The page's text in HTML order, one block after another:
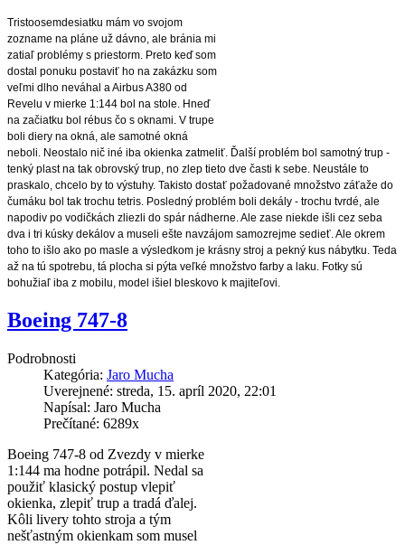
Tristoosemdesiatku mám vo svojom
zozname na pláne už dávno, ale bránia mi
zatiaľ problémy s priestorm. Preto keď som
dostal ponuku postaviť ho na zakázku som
veľmi dlho neváhal a Airbus A380 od
Revelu v mierke 1:144 bol na stole. Hneď
na začiatku bol rébus čo s oknami. V trupe
boli diery na okná, ale samotné okná
neboli. Neostalo nič iné iba okienka zatmeliť. Ďalší problém bol samotný trup -
tenký plast na tak obrovský trup, no zlep tieto dve časti k sebe. Neustále to
praskalo, chcelo by to výstuhy. Takisto dostať požadované množstvo záťaže do
čumáku bol tak trochu tetris. Posledný problém boli dekály - trochu tvrdé, ale
napodiv po vodičkách zliezli do spár nádherne. Ale zase niekde išli cez seba
dva i tri kúsky dekálov a museli ešte navzájom samozrejme sedieť. Ale okrem
toho to išlo ako po masle a výsledkom je krásny stroj a pekný kus nábytku. Teda
až na tú spotrebu, tá plocha si pýta veľké množstvo farby a laku. Fotky sú
bohužiaľ iba z mobilu, model išiel bleskovo k majiteľovi.
Boeing 747-8
Podrobnosti
Kategória: Jaro Mucha
Uverejnené: streda, 15. apríl 2020, 22:01
Napísal: Jaro Mucha
Prečítané: 6289x
Boeing 747-8 od Zvezdy v mierke
1:144 ma hodne potrápil. Nedal sa
použiť klasický postup vlepiť
okienka, zlepiť trup a tradá ďalej.
Kôli livery tohto stroja a tým
nešťastným okienkam som musel